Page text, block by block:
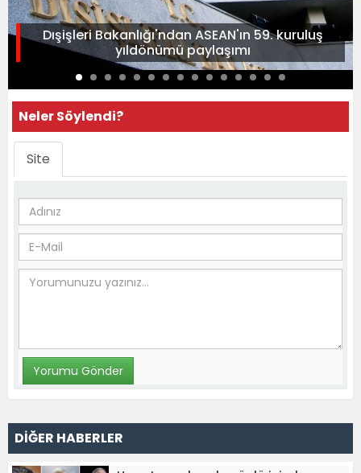
Dışişleri Bakanlığı'ndan ASEAN'ın 59. kuruluş
yıldönümü paylaşımı
Neler Söylendi?
Site
DİĞER HABERLER